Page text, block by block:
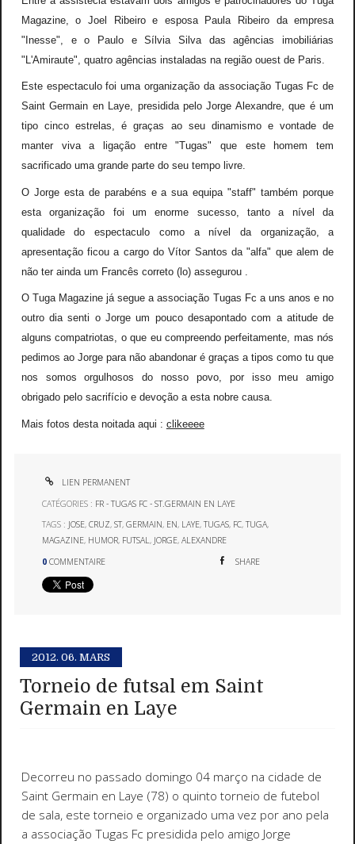
Magazine, o Joel Ribeiro e esposa Paula Ribeiro da empresa
"Inesse", e o Paulo e Sílvia Silva das agências imobiliárias
"L'Amiraute", quatro agências instaladas na região ouest de Paris.
Este espectaculo foi uma organização da associação Tugas Fc de
Saint Germain en Laye, presidida pelo Jorge Alexandre, que éum
tipo cinco estrelas,é graças ao seu dinamismo e vontade de
manter viva a ligação entre "Tugas" que este homem tem
sacrificado uma grande parte do seu tempo livre.
O Jorge esta de parabéns e a sua equipa "staff" também porque
esta organização foi um enorme sucesso, tanto a nível da
qualidade do espectaculo como a nível da organização, a
apresentação ficou a cargo do Vítor Santos da "alfa" que alem de
não ter ainda um Francês correto (lo) assegurou .
O Tuga Magazine já segue a associação Tugas Fc a uns anos e no
outro dia senti o Jorge um pouco desapontado com a atitude de
alguns compatriotas, o que eu compreendo perfeitamente, mas nós
pedimos ao Jorge para não abandonar é graças a tipos como tu que
nos somos orgulhosos do nosso povo, por isso meu amigo
obrigado pelo sacrifício e devoção a esta nobre causa.
Mais fotos desta noitada aqui : clikeeee
LIEN PERMANENT
CATÉGORIES : FR - TUGAS FC - ST.GERMAIN EN LAYE
TAGS : JOSE,CRUZ,ST,GERMAIN, EN, LAYE,TUGAS, FC,TUGA,
MAGAZINE, HUMOR, FUTSAL, JORGE,ALEXANDRE
0 COMMENTAIRE SHARE
2012. 06. MARS
Torneio de futsal em Saint
Germain en Laye
Decorreu no passado domingo 04 março na cidade de
Saint Germain en Laye (78) o quinto torneio de futebol
de sala, este torneio e organizado uma vez por ano pela
a associação Tugas Fc presidida pelo amigo Jorge